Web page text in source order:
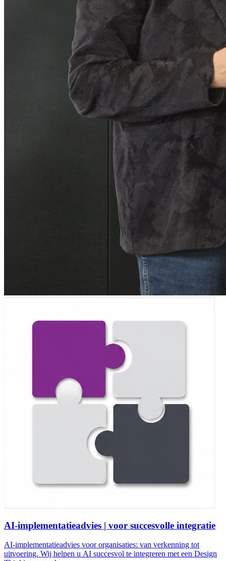
AI-implementatieadvies | voor succesvolle integratie
AI-implementatieadvies voor organisaties: van verkenning tot
uitvoering. Wij helpen u AI succesvol te integreren met een Design